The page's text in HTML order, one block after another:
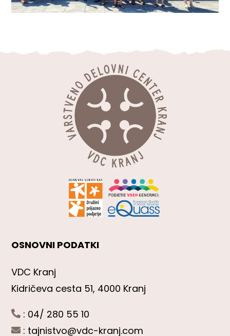
OSNOVNI PODATKI
VDC Kranj
Kidričeva cesta 51, 4000 Kranj
: 04/ 280 55 10
: tajnistvo@vdc-kranj.com